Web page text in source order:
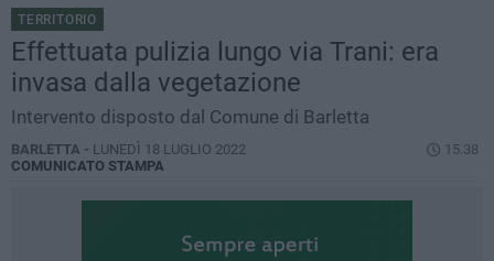
TERRITORIO
Effettuata pulizia lungo via Trani: era
invasa dalla vegetazione
Intervento disposto dal Comune di Barletta
BARLETTA - LUNEDÌ 18 LUGLIO 2022
15.38
COMUNICATO STAMPA